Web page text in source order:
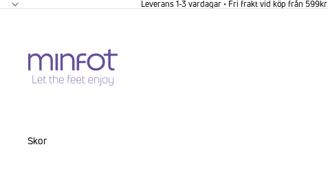
Leverans 1-3 vardagar • Fri frakt vid köp från 599kr
Skor